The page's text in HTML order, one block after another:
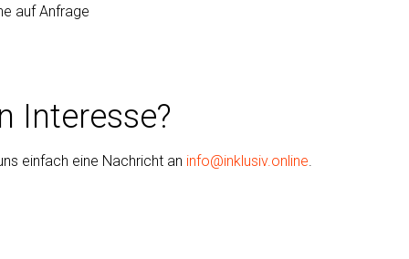
auf Anfrage
Interesse?
einfach eine Nachricht an info@inklusiv.online.